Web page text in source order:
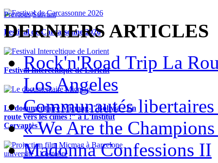
Festival de Carcassonne 2026
Festival Interceltique de Lorient
Le documentaire Micmag- "Bolivia - En
route vers les cimes !" à L'Institut
Cervantès !
Previous Suivant
DERNIERS ARTICLES
Rock'n'Road Trip La
Los Angeles
Communautés libertaires
« We Are the
Madonna Confessions II